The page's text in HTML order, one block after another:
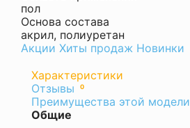
пол
Основа состава
акрил, полиуретан
Акции Хиты продаж Новинки
Характеристики
Отзывы
0
Преимущества этой модели
Общие
Оставить
отзыв